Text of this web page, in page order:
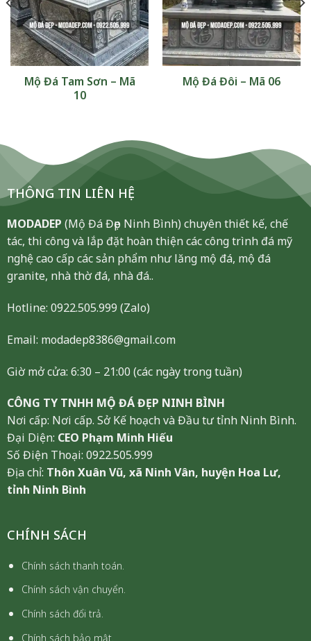
Mộ Đá Tam Sơn – Mã
10
Mộ Đá Đôi – Mã 06
THÔNG TIN LIÊN HỆ
MODADEP (Mộ Đá Đẹp Ninh Bình) chuyên thiết kế, chế
tác, thi công và lắp đặt hoàn thiện các công trình đá mỹ
nghệ cao cấp các sản phẩm như lăng mộ đá, mộ đá
granite, nhà thờ đá, nhà đá..
Hotline: 0922.505.999 (Zalo)
Email: modadep8386@gmail.com
Giờ mở cửa: 6:30 – 21:00 (các ngày trong tuần)
CÔNG TY TNHH MỘ ĐÁ ĐẸP NINH BÌNH
Nơi cấp: Nơi cấp. Sở Kế hoạch và Đầu tư tỉnh Ninh Bình.
Đại Diện: CEO Phạm Minh Hiếu
Số Điện Thoại: 0922.505.999
Địa chỉ: Thôn Xuân Vũ, xã Ninh Vân, huyện Hoa Lư,
tỉnh Ninh Bình
CHÍNH SÁCH
Chính sách thanh toán.
Chính sách vận chuyển.
Chính sách đổi trả.
Chính sách bảo mật.